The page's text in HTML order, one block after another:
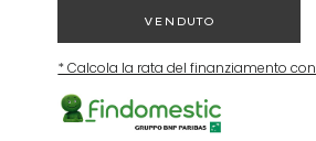
VENDUTO
* Calcola la rata del finanziamento con